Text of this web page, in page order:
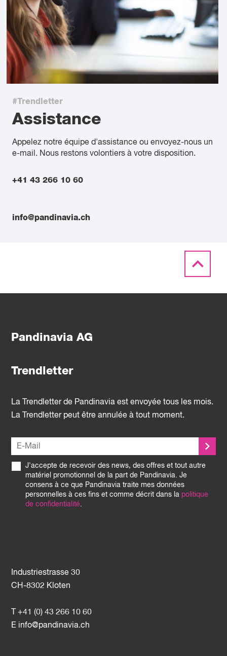
#Trendletter
Assistance
Appelez notre équipe d'assistance ou envoyez-nous un
e-mail. Nous restons volontiers à votre disposition.
+41 43 266 10 60
info@pandinavia.ch
Pandinavia AG
Trendletter
Industriestrasse 30
CH-8302 Kloten
T +41 (0) 43 266 10 60
E info@pandinavia.ch
La Trendletter de Pandinavia est envoyée tous les mois.
La Trendletter peut être annulée à tout moment.
J'accepte de recevoir des news, des offres et tout autre
matériel promotionnel de la part de Pandinavia. Je
consens à ce que Pandinavia traite mes données
personnelles à ces fins et comme décrit dans la politique
de confidentialité.